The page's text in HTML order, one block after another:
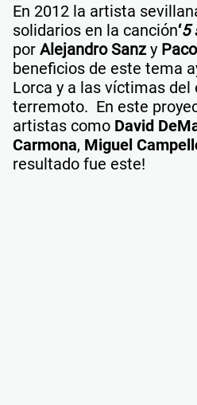
En 2012 la artista
solidarios en la canción‘5
por Alejandro Sanz y
beneficios de este tema
Lorca y a las víctimas
terremoto. En este
artistas como David
Carmona, Miguel
resultado fue este!